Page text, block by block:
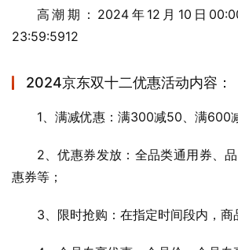
高潮期：2024年12月10日
23:59:5912
2024京东双十二优惠活动内容：
1、满减优惠：满300减50、满600
2、优惠券发放：全品类通用券、
惠券等；
3、限时抢购：在指定时间段内，商